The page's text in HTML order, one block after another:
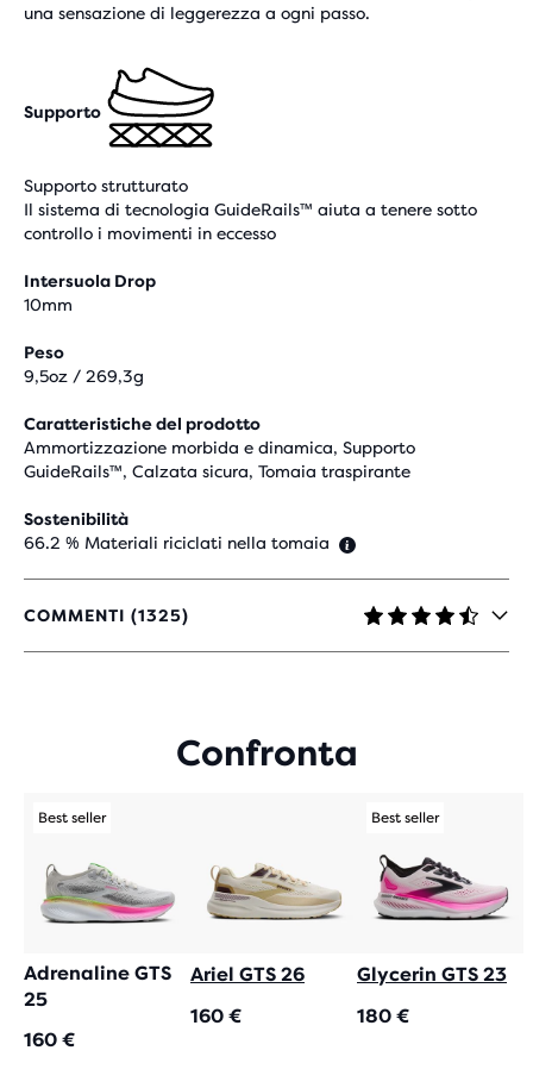
una sensazione di leggerezza a ogni passo.
Supporto
Supporto strutturato
Il sistema di tecnologia GuideRails™ aiuta a tenere sotto
controllo i movimenti in eccesso
Intersuola Drop
10mm
Peso
9,5oz / 269,3g
Caratteristiche del prodotto
Ammortizzazione morbida e dinamica, Supporto
GuideRails™, Calzata sicura, Tomaia traspirante
Sostenibilità
66.2 % Materiali riciclati nella tomaia
COMMENTI (1325)
4,4
SU
Confronta
Best seller
Adrenaline GTS
25
160 €
Ariel GTS 26
160 €
Best seller
Glycerin GTS 23
180 €